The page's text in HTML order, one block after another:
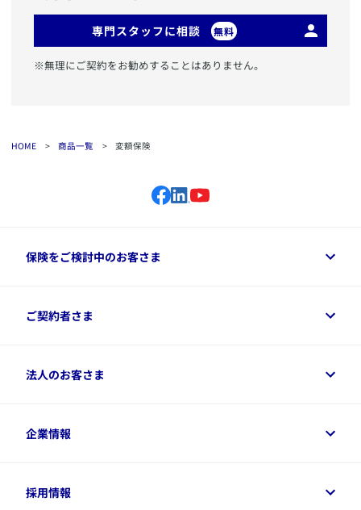
専門スタッフに相談 無料
※無理にご契約をお勧めすることはありません。
HOME > 商品一覧 > 変額保険
保険をご検討中のお客さま
保険をご検討中のお客さまトップ
資料請求
変額保険各種情報
ご契約者さま
ご契約者さまトップ
デジタル約款
令和8年（2026年）分の生命保険料控除証明書について
法人のお客さま
法人のお客さまトップ
経営者サポートサービス
企業情報
企業情報トップ
採用情報